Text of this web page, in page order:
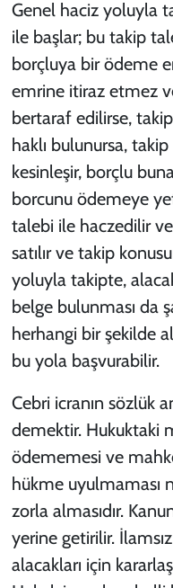
Genel haciz yoluyla
ile başlar; bu takip
borçluya bir ödeme
emrine itiraz etmez
bertaraf edilirse,
haklı bulunursa,
kesinleşir, borçlu
borcunu ödemeye
talebi ile haczedilir
satılır ve takip
yoluyla takipte,
belge bulunması da
herhangi bir şekilde
bu yola başvurabilir.
Cebri icranın sözlük
demektir. Hukuktaki
ödememesi ve
hükme uyulmaması
zorla almasıdır.
yerine getirilir.
alacakları için